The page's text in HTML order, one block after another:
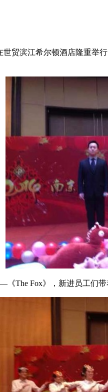
贸滨江希尔顿酒店隆重举
Fox》，新进员工们带